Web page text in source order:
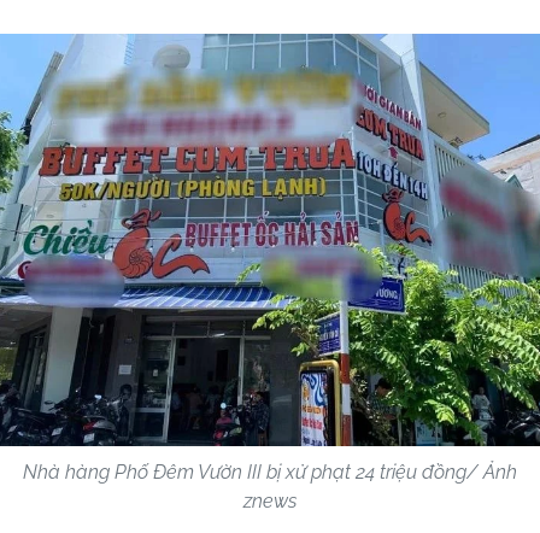
Nhà hàng Phố Đêm Vườn III bị xử phạt 24 triệu đồng/ Ảnh
znews